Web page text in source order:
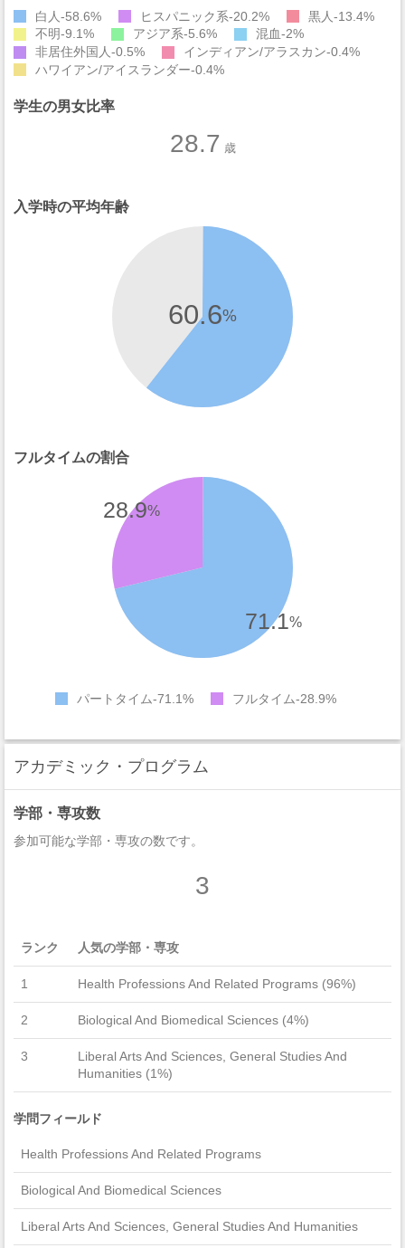
白人 58.6% ヒスパニック系 20.2% 黒人 13.4%
不明 9.1% アジア系 5.6% 混血 2%
非居住外国人 0.5% インディアン/アラスカン 0.4%
ハワイアン/アイスランダー 0.4%
学生の男女比率
28.7 歳
入学時の平均年齢
60.6%
フルタイムの割合
71.1%
28.9%
パートタイム 71.1% フルタイム 28.9%
アカデミック・プログラム
学部・専攻数
参加可能な学部・専攻の数です。
3
ランク 人気の学部・専攻
1 Health Professions And Related Programs (96%)
2 Biological And Biomedical Sciences (4%)
3
Liberal Arts And Sciences, General Studies And
Humanities (1%)
学問フィールド
Health Professions And Related Programs
Biological And Biomedical Sciences
Liberal Arts And Sciences, General Studies And Humanities